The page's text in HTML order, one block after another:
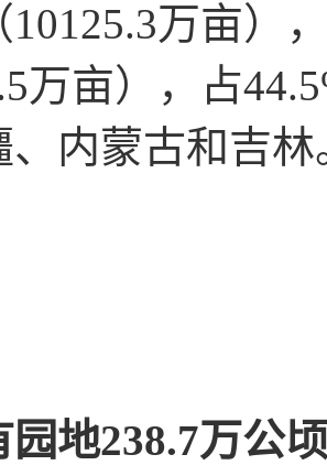
万亩）
万亩），占
、内蒙古和吉林
地238.7万公